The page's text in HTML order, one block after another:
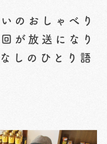
のおしゃべり
が放送になり
しのひとり語